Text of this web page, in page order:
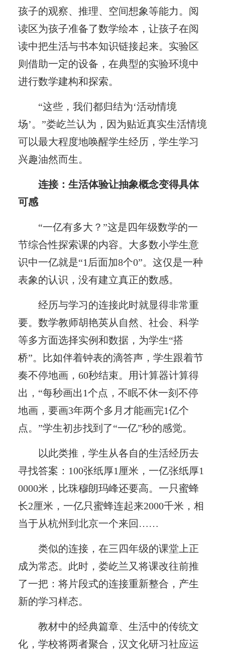
孩子的观察、推理、空间想象等能力。阅
读区为孩子准备了数学绘本，让孩子在阅
读中把生活与书本知识链接起来。实验区
则借助一定的设备，在典型的实验环境中
进行数学建构和探索。
“这些，我们都归结为‘活动情境
场’。”娄屹兰认为，因为贴近真实生活情境
可以最大程度地唤醒学生经历，学生学习
兴趣油然而生。
连接：生活体验让抽象概念变得具体
可感
“一亿有多大？”这是四年级数学的一
节综合性探索课的内容。大多数小学生意
识中一亿就是“1后面加8个0”。这仅是一种
表象的认识，没有建立真正的数感。
经历与学习的连接此时就显得非常重
要。数学教师胡艳英从自然、社会、科学
等多方面选择实例和数据，为学生“搭
桥”。比如伴着钟表的滴答声，学生跟着节
奏不停地画，60秒结束。用计算器计算得
出，“每秒画出1个点，不眠不休一刻不停
地画，要画3年两个多月才能画完1亿个
点。”学生初步找到了“一亿”秒的感觉。
以此类推，学生从各自的生活经历去
寻找答案：100张纸厚1厘米，一亿张纸厚1
0000米，比珠穆朗玛峰还要高。一只蜜蜂
长2厘米，一亿只蜜蜂连起来2000千米，相
当于从杭州到北京一个来回……
类似的连接，在三四年级的课堂上正
成为常态。此时，娄屹兰又将课改往前推
了一把：将片段式的连接重新整合，产生
新的学习样态。
教材中的经典篇章、生活中的传统文
化，学校将两者聚合，汉文化研习社应运